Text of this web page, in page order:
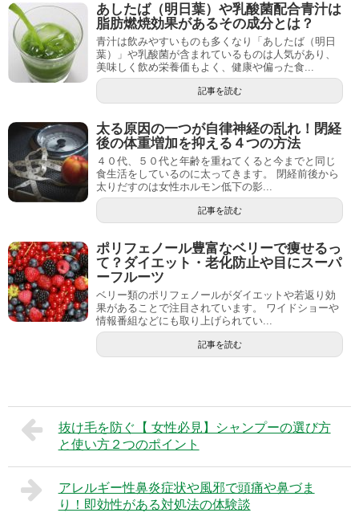
あしたば（明日葉）や乳酸菌配合青汁は
脂肪燃焼効果があるその成分とは？
青汁は飲みやすいものも多くなり「あしたば（明日
葉）」や乳酸菌が含まれているものは人気があり、
美味しく飲め栄養価もよく、健康や偏った食...
記事を読む
太る原因の一つが自律神経の乱れ！閉経
後の体重増加を抑える４つの方法
４０代、５０代と年齢を重ねてくると今までと同じ
食生活をしているのに太ってきます。 閉経前後から
太りだすのは女性ホルモン低下の影...
記事を読む
ポリフェノール豊富なベリーで痩せるっ
て？ダイエット・老化防止や目にスーパ
ーフルーツ
ベリー類のポリフェノールがダイエットや若返り効
果があることで注目されています。 ワイドショーや
情報番組などにも取り上げられてい...
記事を読む
抜け毛を防ぐ【 女性必見】シャンプーの選び方
と使い方２つのポイント
アレルギー性鼻炎症状や風邪で頭痛や鼻づま
り！即効性がある対処法の体験談